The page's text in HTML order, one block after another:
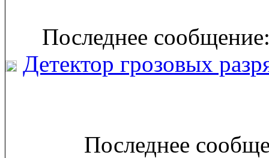
Последнее
Детектор грозовых
Последнее